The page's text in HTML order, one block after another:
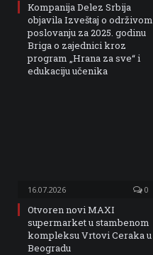
Kompanija Delez Srbija
objavila Izveštaj o održivom
poslovanju za 2025. godinu
Briga o zajednici kroz
program „Hrana za sve“ i
edukaciju učenika
16.07.2026 0
Otvoren novi MAXI
supermarket u stambenom
kompleksu Vrtovi Ceraka u
Beogradu